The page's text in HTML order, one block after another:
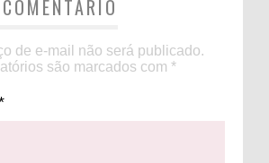
de e-mail não será publicado.
são marcados com *